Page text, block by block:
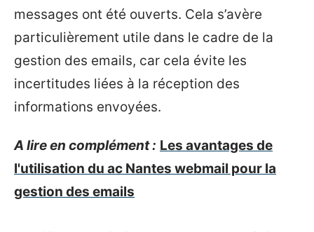
messages ont été ouverts. Cela s’avère
particulièrement utile dans le cadre de la
gestion des emails, car cela évite les
incertitudes liées à la réception des
informations envoyées.
A lire en complément : Les avantages de
l'utilisation du ac Nantes webmail pour la
gestion des emails